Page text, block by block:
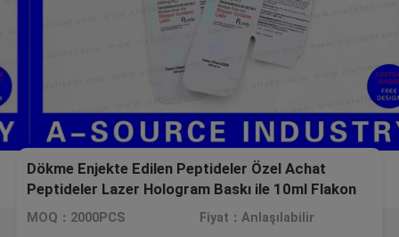
Dökme Enjekte Edilen Peptideler Özel Achat
Peptideler Lazer Hologram Baskı ile 10ml Flakon
Kutuları
MOQ：2000PCS Fiyat：Anlaşılabilir